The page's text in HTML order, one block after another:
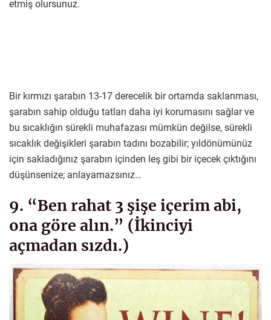
etmiş olursunuz.
Bir kırmızı şarabın 13-17 derecelik bir ortamda saklanması,
şarabın sahip olduğu tatları daha iyi korumasını sağlar ve
bu sıcaklığın sürekli muhafazası mümkün değilse, sürekli
sıcaklık değişikleri şarabın tadını bozabilir; yıldönümünüz
için sakladığınız şarabın içinden leş gibi bir içecek çıktığını
düşünsenize; anlayamazsınız…
9. “Ben rahat 3 şişe içerim abi,
ona göre alın.” (İkinciyi
açmadan sızdı.)